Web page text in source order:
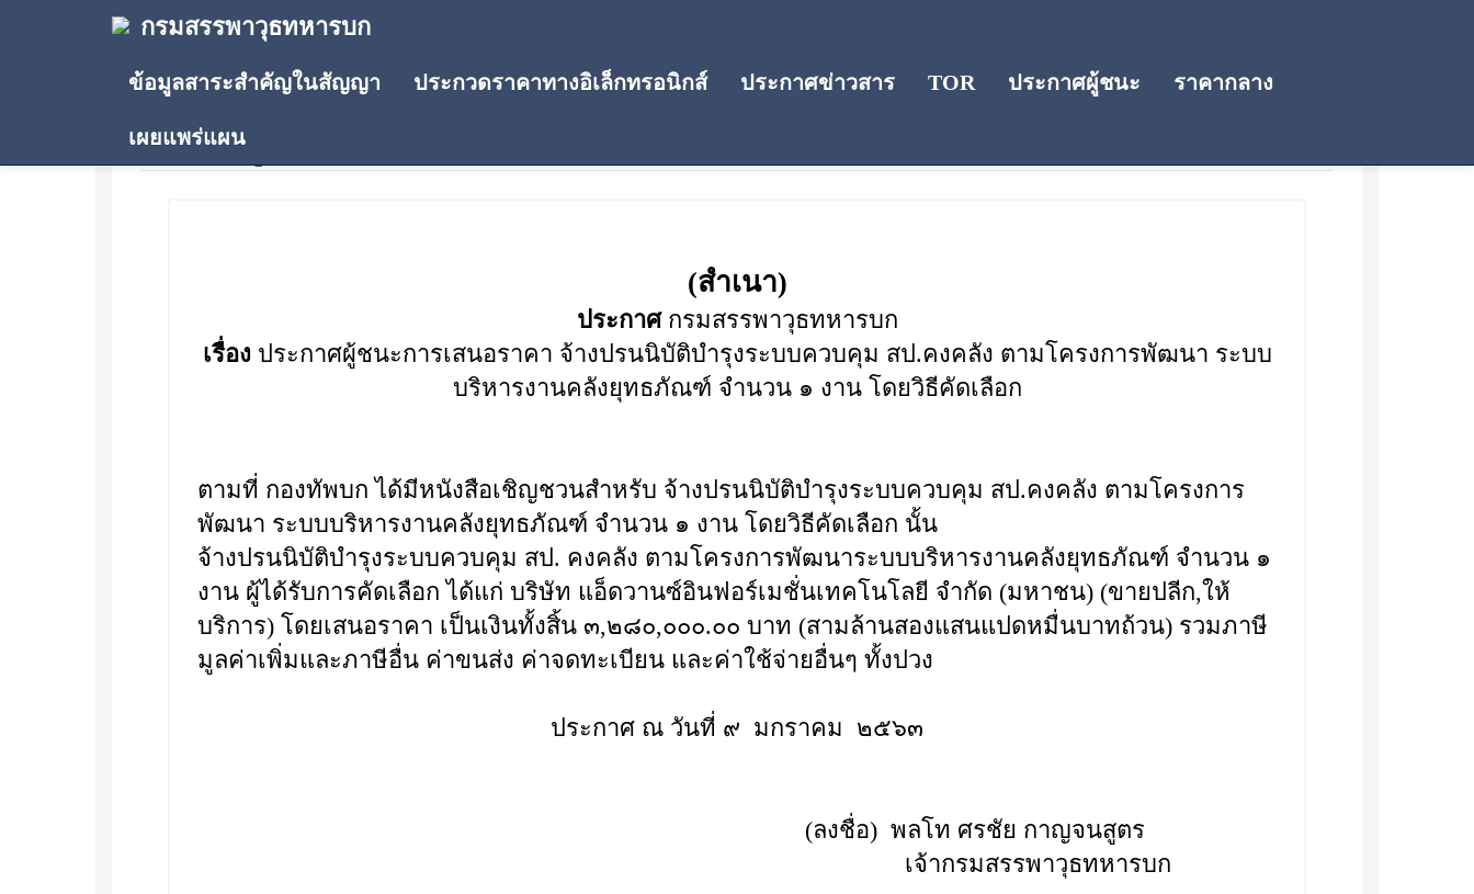
กรมสรรพาวุธทหารบก
ข้อมูลสาระสำคัญในสัญญา ประกวดราคาทางอิเล็กทรอนิกส์ ประกาศข่าวสาร TOR ประกาศผู้ชนะ ราคากลาง
เผยแพร่แผน
ประกาศผู้ชนะการเสนอราคา
(สำเนา)
ประกาศกรมสรรพาวุธทหารบก
เรื่อง ประกาศผู้ชนะการเสนอราคา จ้างปรนนิบัติบำรุงระบบควบคุม สป.คงคลัง ตามโครงการพัฒนา ระบบ
บริหารงานคลังยุทธภัณฑ์ จำนวน ๑ งาน โดยวิธีคัดเลือก
ตามที่ กองทัพบก ได้มีหนังสือเชิญชวนสำหรับ จ้างปรนนิบัติบำรุงระบบควบคุม สป.คงคลัง ตามโครงการ
พัฒนา ระบบบริหารงานคลังยุทธภัณฑ์ จำนวน ๑ งาน โดยวิธีคัดเลือก นั้น
จ้างปรนนิบัติบำรุงระบบควบคุม สป. คงคลัง ตามโครงการพัฒนาระบบบริหารงานคลังยุทธภัณฑ์ จำนวน ๑
งาน ผู้ได้รับการคัดเลือก ได้แก่ บริษัท แอ็ดวานซ์อินฟอร์เมชั่นเทคโนโลยี จำกัด (มหาชน) (ขายปลีก,ให้
บริการ) โดยเสนอราคา เป็นเงินทั้งสิ้น ๓,๒๘๐,๐๐๐.๐๐ บาท (สามล้านสองแสนแปดหมื่นบาทถ้วน) รวมภาษี
มูลค่าเพิ่มและภาษีอื่น ค่าขนส่ง ค่าจดทะเบียน และค่าใช้จ่ายอื่นๆ ทั้งปวง
ประกาศ ณ วันที่ ๙ มกราคม ๒๕๖๓
(ลงชื่อ) พลโท ศรชัย กาญจนสูตร
เจ้ากรมสรรพาวุธทหารบก